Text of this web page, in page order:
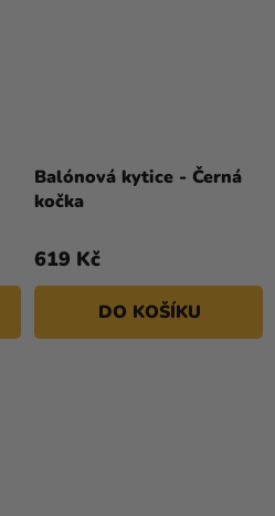
Balónová kytice - Černá
kočka
619 Kč
DO KOŠÍKU